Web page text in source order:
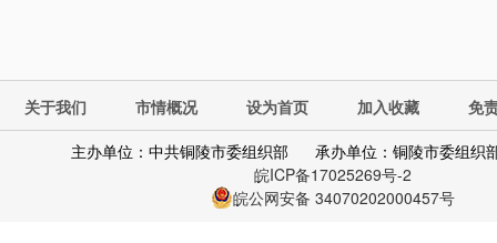
关于我们 市情概况 设为首页 加入收藏
免
主办单位：中共铜陵市委组织部
承办单位：铜陵市委组织
皖ICP备17025269号-2
皖公网安备 34070202000457号